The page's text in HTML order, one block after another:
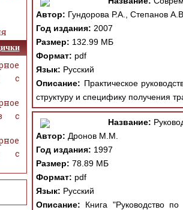
Автор: Гундорова Р.А., Степанов
Год издания: 2007
Размер: 132.99 МБ
Формат: pdf
Язык: Русский
Описание: Практическое
структуру и специфику получения
Название:
Автор: Дронов М.М.
Год издания: 1997
Размер: 78.89 МБ
Формат: pdf
Язык: Русский
Описание: Книга "Руководство
с
с
с